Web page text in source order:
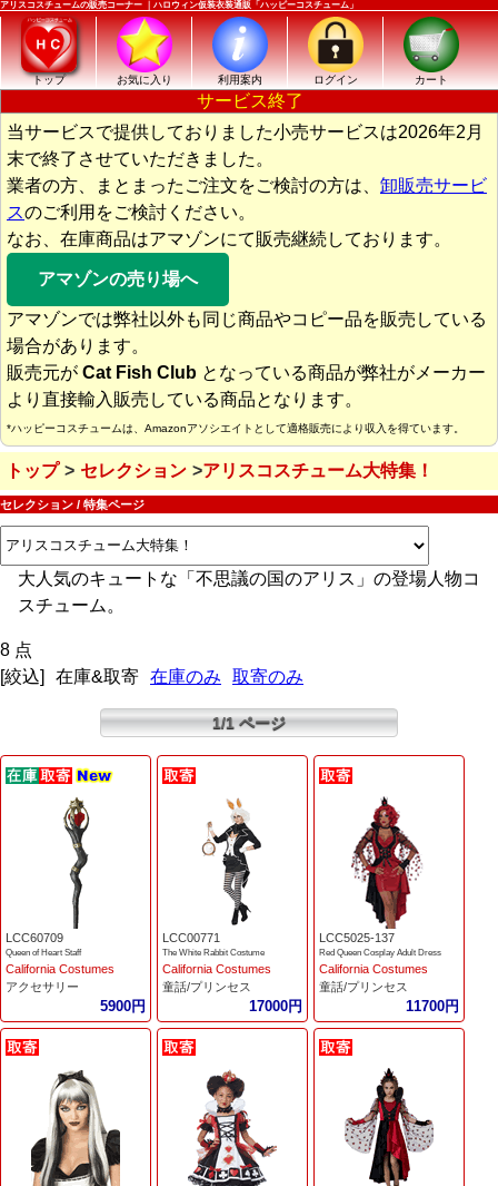
アリスコスチュームの販売コーナー ｜ハロウィン仮装衣装通販「ハッピーコスチューム」
トップ お気に入り 利用案内 ログイン カート
サービス終了
当サービスで提供しておりました小売サービスは2026年2月
末で終了させていただきました。
業者の方、まとまったご注文をご検討の方は、 卸販売サービ
スのご利用をご検討ください。
なお、在庫商品はアマゾンにて販売継続しております。
アマゾンの売り場へ
アマゾンでは弊社以外も同じ商品やコピー品を販売している
場合があります。
販売元が Cat Fish Club となっている商品が弊社がメーカー
より直接輸入販売している商品となります。
*ハッピーコスチュームは、Amazonアソシエイトとして適格販売により収入を得ています。
トップ セレクション アリスコスチューム大特集！
セレクション / 特集ページ
大人気のキュートな「不思議の国のアリス」の登場人物コ
スチューム。
8 点
[絞込]
在庫&取寄 在庫のみ 取寄のみ
1/1 ページ
LCC60709
Queen of Heart Staff
California Costumes
アクセサリー
5900円
LCC00771
The White Rabbit Costume
California Costumes
童話/プリンセス
17000円
LCC5025-137
Red Queen Cosplay Adult Dress
California Costumes
童話/プリンセス
11700円